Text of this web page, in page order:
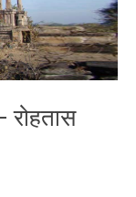
रोहतास